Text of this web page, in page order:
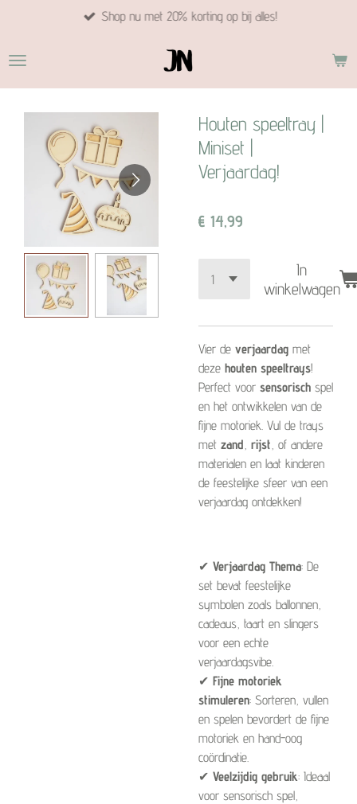
naar
hoofdinhoud
Shop nu met 20% korting op bij alles!
Houten speeltray |
Miniset |
Verjaardag!
€ 14,99
In
winkelwagen
Vier de verjaardag met
deze houten speeltrays!
Perfect voor sensorisch spel
en het ontwikkelen van de
fijne motoriek. Vul de trays
met zand, rijst, of andere
materialen en laat kinderen
de feestelijke sfeer van een
verjaardag ontdekken!
✔ Verjaardag Thema: De
set bevat feestelijke
symbolen zoals ballonnen,
cadeaus, taart en slingers
voor een echte
verjaardagsvibe.
✔ Fijne motoriek
stimuleren: Sorteren, vullen
en spelen bevordert de fijne
motoriek en hand-oog
coördinatie.
✔ Veelzijdig gebruik: Ideaal
voor sensorisch spel,